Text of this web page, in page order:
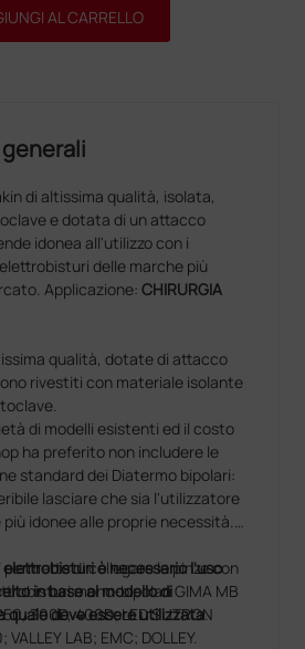
AL CARRELLO
di altissima qualità, isolata,
e dotata di un attacco
idonea all'utilizzo con i
delle marche più
Applicazione:CHIRURGIA
qualità, dotate di attacco
rivestiti con materiale isolante
di modelli esistenti ed il costo
ha preferito non includere le
standard dei Diatermo bipolari:
lasciare che sia l'utilizzatore
idonee alle proprie necessità.
elettrobisturi è necessario l'uso
in base al modello di
quale deve essere utilizzata.
permette di collegare le pinze con
mono-bipolari GIMA MB
300D, 400D; LED SUTRON
LAB; EMC; DOLLEY.